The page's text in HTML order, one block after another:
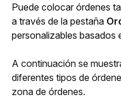
Puede colocar órdenes
a través de la pestaña
personalizables basados
A continuación se
diferentes tipos de
zona de órdenes.